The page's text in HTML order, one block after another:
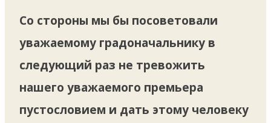
Со стороны мы бы посоветовали
уважаемому градоначальнику в
следующий раз не тревожить
нашего уважаемого премьера
пустословием и дать этому человеку